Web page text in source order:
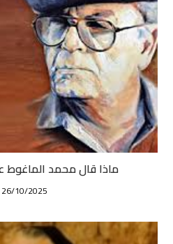
ماذا قال محمد الماغوط
26/10/2025